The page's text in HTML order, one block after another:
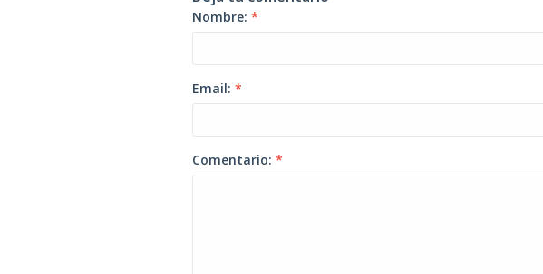
Nombre: *
Email: *
Comentario: *